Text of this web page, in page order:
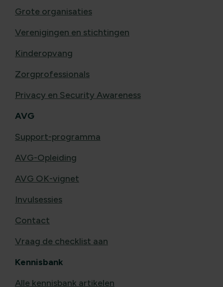
Grote organisaties
Verenigingen en stichtingen
Kinderopvang
Zorgprofessionals
Privacy en Security Awareness
AVG
Support-programma
AVG-Opleiding
AVG OK-vignet
Invulsessies
Contact
Vraag de checklist aan
Kennisbank
Alle kennisbank artikelen